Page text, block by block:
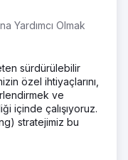
Yardımcı Olmak
sürdürülebilir
özel ihtiyaçlarını,
ve
içinde çalışıyoruz.
stratejimiz bu